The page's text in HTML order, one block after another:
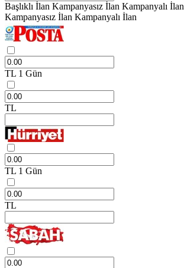
Başlıklı İlan Kampanyasız İlan Kampanyalı İlan
Kampanyasız İlan Kampanyalı İlan
TL 1 Gün
TL
TL 1 Gün
TL